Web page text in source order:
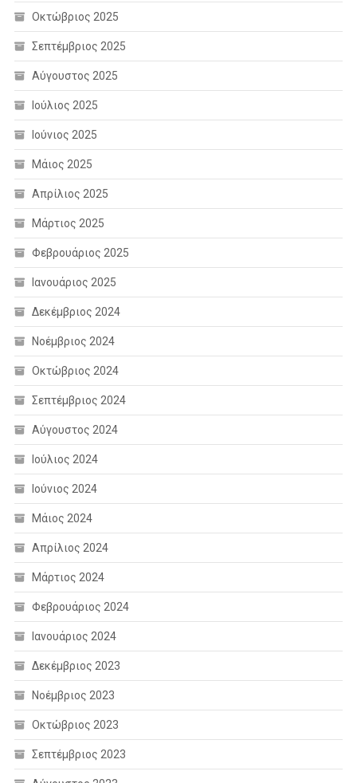
Οκτώβριος 2025
Σεπτέμβριος 2025
Αύγουστος 2025
Ιούλιος 2025
Ιούνιος 2025
Μάιος 2025
Απρίλιος 2025
Μάρτιος 2025
Φεβρουάριος 2025
Ιανουάριος 2025
Δεκέμβριος 2024
Νοέμβριος 2024
Οκτώβριος 2024
Σεπτέμβριος 2024
Αύγουστος 2024
Ιούλιος 2024
Ιούνιος 2024
Μάιος 2024
Απρίλιος 2024
Μάρτιος 2024
Φεβρουάριος 2024
Ιανουάριος 2024
Δεκέμβριος 2023
Νοέμβριος 2023
Οκτώβριος 2023
Σεπτέμβριος 2023